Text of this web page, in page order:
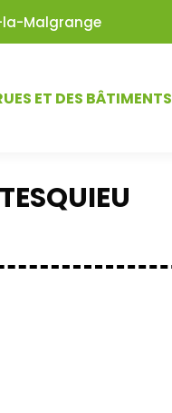
la-Malgrange
ET DES BÂTIMENTS